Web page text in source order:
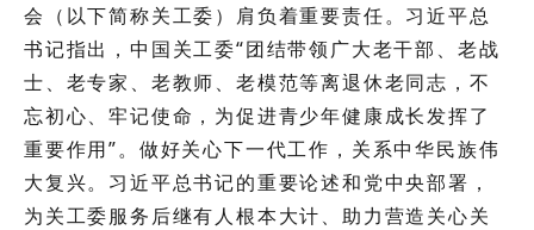
会（以下简称关工委）肩负着重要责任。习近平总
书记指出，中国关工委“团结带领广大老干部、老战
士、老专家、老教师、老模范等离退休老同志，不
忘初心、牢记使命，为促进青少年健康成长发挥了
重要作用”。做好关心下一代工作，关系中华民族伟
大复兴。习近平总书记的重要论述和党中央部署，
为关工委服务后继有人根本大计、助力营造关心关